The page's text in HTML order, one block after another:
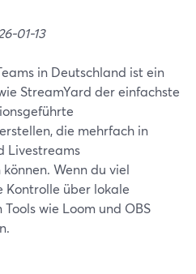
01-13
in Deutschland ist ein
StreamYard der einfachste
die mehrfach in
Livestreams
Wenn du viel
Kontrolle über lokale
wie Loom und OBS